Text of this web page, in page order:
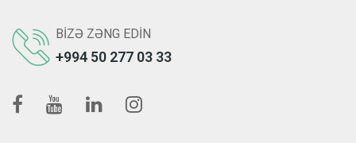
BIZƏ ZƏNG EDIN
+994 50 277 03 33